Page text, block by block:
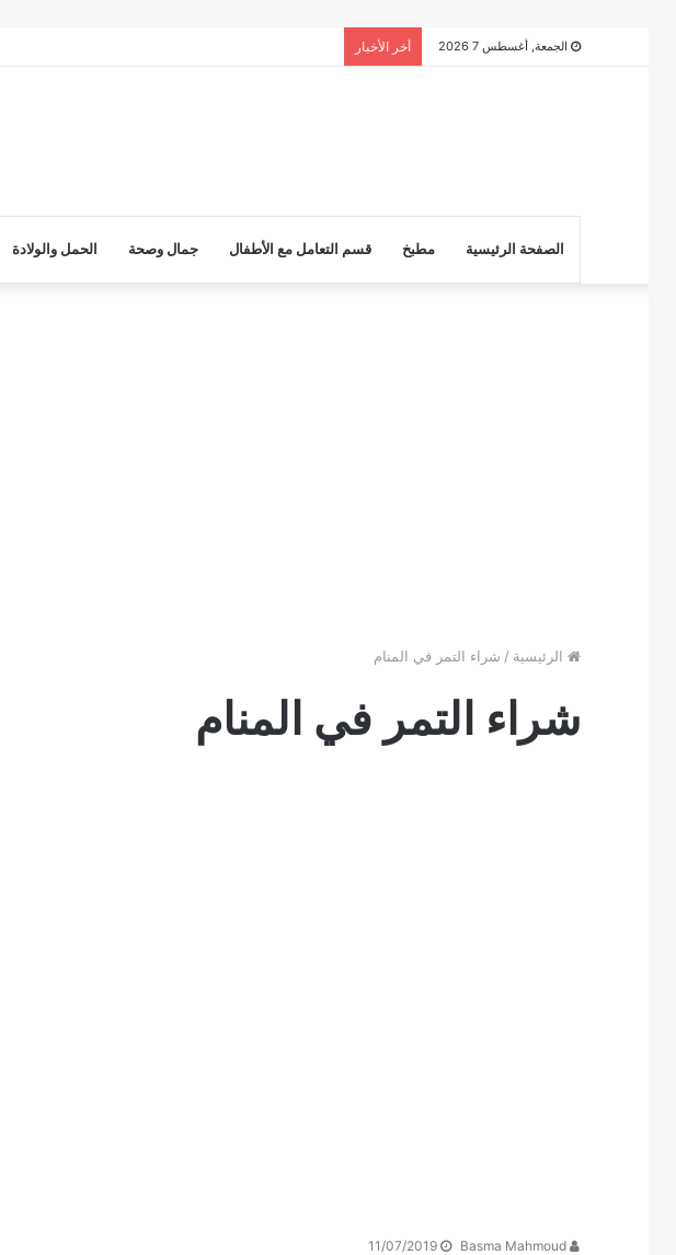
الجمعة, أغسطس 7 2026 أخر الأخبار
الصفحة الرئيسية مطبخ قسم التعامل مع الأطفال جمال وصحة الحمل والولادة
الرئيسية / شراء التمر في المنام
شراء التمر في المنام
Basma Mahmoud
11/07/2019